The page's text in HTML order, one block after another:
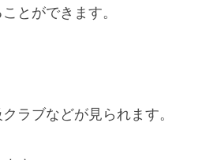
とができます。
ラブなどが見られます。